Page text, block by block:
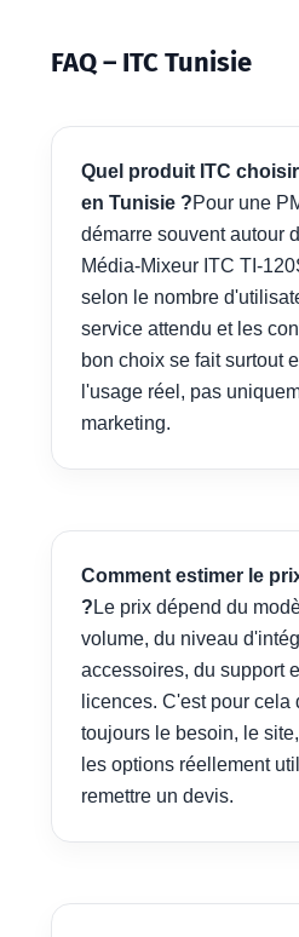
FAQ – ITC Tunisie
Quel produit ITC
en Tunisie ?Pour une
démarre souvent autour
Média-Mixeur ITC TI-
selon le nombre
service attendu et les
bon choix se fait surtout
l'usage réel, pas
marketing.
Comment estimer le
? Le prix dépend du
volume, du niveau
accessoires, du support
licences. C'est pour
toujours le besoin, le
les options réellement
remettre un devis.